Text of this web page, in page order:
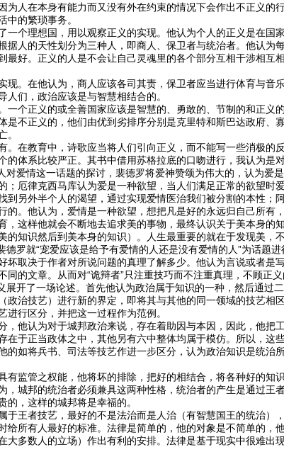
为人在本身有能力而又没有外在约束的情况下会作出不正义的
中的繁琐事务。
一个理想国，用以观察正义的实现。他认为个人的正义是在国
据人的天性划分为三种人，即商人、保卫者与统治者。他认为
好。正义的人是不会让自己灵魂里的各个部分互相干涉相互
现。在他认为，商人应该各司其责，保卫者应当进行体育与音
们，政治应该是与智慧相结合的。
一个正义的或全善国家应该是智慧的、勇敢的、节制的和正义
是不正义的，他们由优到劣排序分别是克里特和斯巴达政府、
。
在教育中，诗歌应当将人们引向正义，而不能写一些消极的
体系比较严正。其书中借用苏格拉底的口吻进行，我认为是
爱情这一话题的探讨，裴德罗将爱神赞颂为伟大的，认为爱
；厄律克西马库认为爱是一种欲望，当人们满足正常的欲望时
到另外半个人的渴望，通过实现爱情医治我们被分割的本性；
。他认为，爱情是一种欲望，想把凡是好的永远归自己所有
，这样他就会不断地去追求美的事物，最终认识关于美本身的
知识然后到美本身的知识）。人生最重要的就在于发现美，
罗就“宠爱应该是给予有爱情的人还是没有爱情的人”为话题
坏取决于作者对所说问题的真理了解多少。他认为言说或者是
的文章。从而对“诡辩者”只注重技巧而不注重真理，不顾正义
开了一场论述。首先他认为政治属于知识的一种，然后通过
政治技艺）进行新的界定，即将其与其他的同一领域的技艺相
行区分，并把这一过程作为范例。
，他认为对于城邦政治来说，存在着助因与本因，因此，他把
在于正当政体之中，其他另有六中整体均属于模仿。所以，这
的如将兵书、司法等技艺作进一步区分，认为政治知识是统治
有监管之权能，他将坏的排除，把好的相结合，将各种好的知
，城邦的统治者必须兼具这两种性格，统治者的产生是通过王
，这样的城邦将是幸福的。
于王者技艺，最好的不是法治而是人治（有智慧国王的统治）
给所有人最好的标准。法律是简单的，他的对象是不简单的，
多数人的立场）作出有利的安排。法律是基于现实中很难出